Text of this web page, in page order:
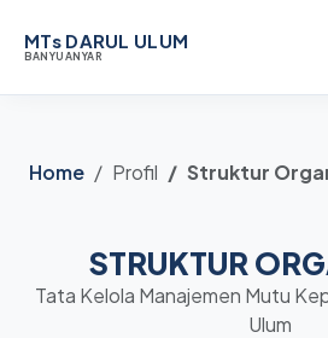
MTs DARUL ULUM
BANYUANYAR
Home Profil Struktur
STRUKTUR
Tata Kelola Manajemen Mutu
Ulum